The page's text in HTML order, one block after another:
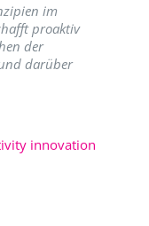
im
proaktiv
der
darüber
innovation